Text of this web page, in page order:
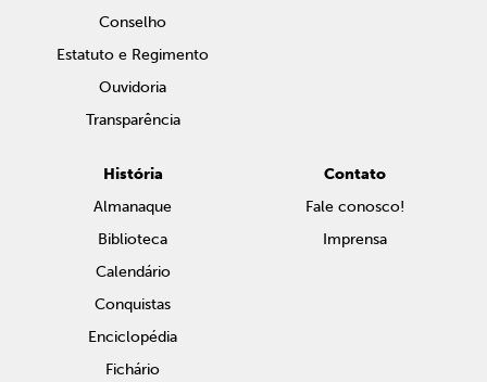
Conselho
Estatuto e Regimento
Ouvidoria
Transparência
História
Almanaque
Biblioteca
Calendário
Conquistas
Enciclopédia
Fichário
Contato
Fale conosco!
Imprensa